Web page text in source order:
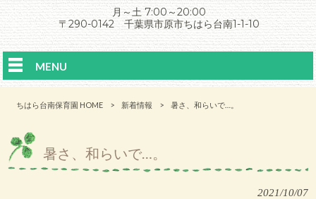
月～土 7:00～20:00
〒290-0142 千葉県市原市ちはら台南1-1-10
MENU
ちはら台南保育園 HOME > 新着情報 > 暑さ、和らいで…。
暑さ、和らいで…。
2021/10/07